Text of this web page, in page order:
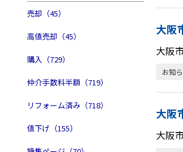
売却（45）
高値売却（45）
購入（729）
仲介手数料半額（719）
リフォーム済み（718）
値下げ（155）
大阪
大阪
お知
大阪
大阪